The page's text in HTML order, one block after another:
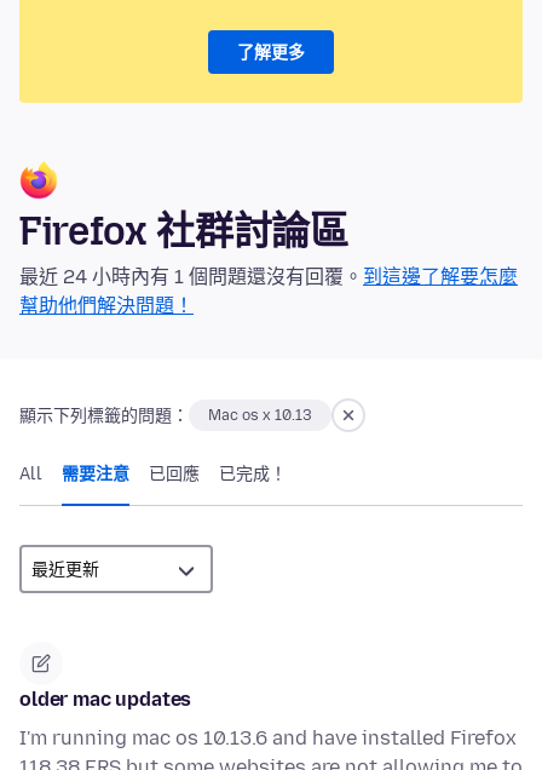
了解更多
Firefox 社群討論區
最近 24 小時內有 1 個問題還沒有回覆。 到這邊了解要怎麼
幫助他們解決問題！
顯示下列標籤的問題： Mac os x 10.13
All 需要注意 已回應 已完成！
older mac updates
I'm running mac os 10.13.6 and have installed Firefox